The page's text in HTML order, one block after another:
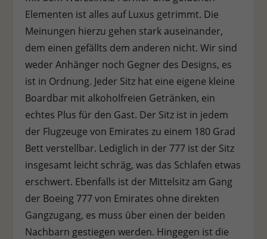
Elementen ist alles auf Luxus getrimmt. Die
Meinungen hierzu gehen stark auseinander,
dem einen gefällts dem anderen nicht. Wir sind
weder Anhänger noch Gegner des Designs, es
ist in Ordnung. Jeder Sitz hat eine eigene kleine
Boardbar mit alkoholfreien Getränken, ein
echtes Plus für den Gast. Der Sitz ist in jedem
der Flugzeuge von Emirates zu einem 180 Grad
Bett verstellbar. Lediglich in der 777 ist der Sitz
insgesamt leicht schräg, was das Schlafen etwas
erschwert. Ebenfalls ist der Mittelsitz am Gang
der Boeing 777 von Emirates ohne direkten
Gangzugang, es muss über einen der beiden
Nachbarn gestiegen werden. Hingegen ist die
Funktionen der Website zur Verfügung stehen.
Hier finden Sie eine Übersicht über alle verwendeten Cookies.
Sie können Ihre Einwilligung zu ganzen Kategorien geben
oder sich weitere Informationen anzeigen lassen und so nur
bestimmte Cookies auswählen.
Alle akzeptieren Speichern Ablehnen
Zurück
Datenschutzeinstellungen
Essenziell (1)
Essenzielle Cookies ermöglichen grundlegende Funktionen und sind für
die einwandfreie Funktion der Website erforderlich.
Cookie-Informationen anzeigen
Statistiken (1)
Statistik Cookies erfassen Informationen anonym. Diese Informationen
helfen uns zu verstehen, wie unsere Besucher unsere Website nutzen.